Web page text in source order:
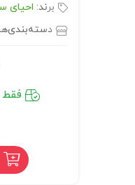
برند: احیای
فقط 4 عدد در انبار موجود است